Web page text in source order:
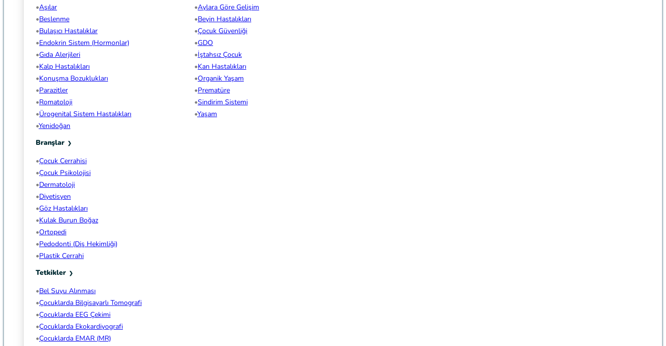
Aşılar
Aylara Göre Gelişim
Beslenme
Beyin Hastalıkları
Bulaşıcı Hastalıklar
Çocuk Güvenliği
Endokrin Sistem (Hormonlar)
GDO
Gıda Alerjileri
İştahsız Çocuk
Kalp Hastalıkları
Kan Hastalıkları
Konuşma Bozuklukları
Organik Yaşam
Parazitler
Prematüre
Romatoloji
Sindirim Sistemi
Ürogenital Sistem Hastalıkları
Yaşam
Yenidoğan
Branşlar
Çocuk Cerrahisi
Çocuk Psikolojisi
Dermatoloji
Diyetisyen
Göz Hastalıkları
Kulak Burun Boğaz
Ortopedi
Pedodonti (Diş Hekimliği)
Plastik Cerrahi
Tetkikler
Bel Suyu Alınması
Çocuklarda Bilgisayarlı Tomografi
Çocuklarda EEG Çekimi
Çocuklarda Ekokardiyografi
Çocuklarda EMAR (MR)